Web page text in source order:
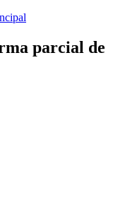
parcial de